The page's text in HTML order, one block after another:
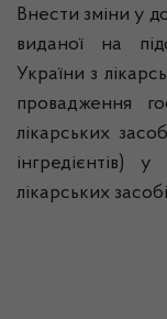
Внести зміни у
виданої на
України з
провадження
лікарських
інгредієнтів)
лікарських